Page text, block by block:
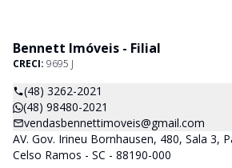
Bennett Imóveis - Filial
CRECI: 9695 J
(48) 3262-2021
(48) 98480-2021
vendasbennettimoveis@gmail.com
AV. Gov. Irineu Bornhausen, 480, Sala 3,
Celso Ramos - SC - 88190-000